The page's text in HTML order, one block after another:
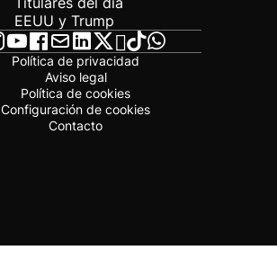
EEUU y Trump
Política de privacidad
Aviso legal
Política de cookies
Configuración de cookies
Contacto